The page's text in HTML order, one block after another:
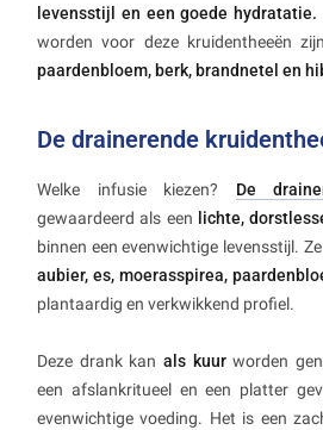
levensstijl en een goede hydratatie.
worden voor deze kruidentheeën
paardenbloem, berk, brandnetel en
De drainerende
Welke infusie kiezen? De
gewaardeerd als een
lichte,
binnen een evenwichtige levensstijl.
aubier, es, moerasspirea,
plantaardig en verkwikkend profiel.
Deze drank kan als kuurworden
een afslankritueel en een platter
evenwichtige voeding. Het is een